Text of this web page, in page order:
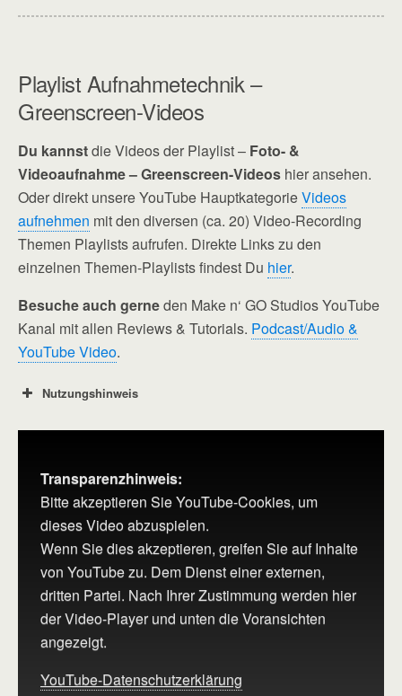
Playlist Aufnahmetechnik –
Greenscreen-Videos
Du kannstdie Videos der Playlist – Foto- &
Videoaufnahme – Greenscreen-Videos hier ansehen.
Oder direkt unsereYouTube HauptkategorieVideos
aufnehmen mit den diversen (ca. 20) Video-Recording
Themen Playlists aufrufen. Direkte Links zu den
einzelnen Themen-Playlists findest Du hier.
Besuche auch gerneden Make n‘ GO Studios YouTube
Kanal mit allen Reviews & Tutorials. Podcast/Audio &
YouTube Video.
Nutzungshinweis
Transparenzhinweis:
Bitte akzeptieren Sie YouTube-Cookies, um
dieses Video abzuspielen.
Wenn Sie dies akzeptieren, greifen Sie auf Inhalte
von YouTube zu. Dem Dienst einer externen,
dritten Partei. Nach Ihrer Zustimmung werden hier
der Video-Player und unten die Voransichten
angezeigt.
YouTube-Datenschutzerklärung